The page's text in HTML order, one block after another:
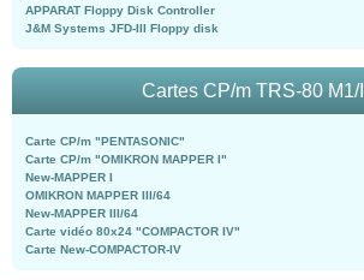
APPARAT Floppy Disk Controller
J&M Systems JFD-III Floppy disk
Cartes CP/m TRS-80 M1/III
Carte CP/m "PENTASONIC"
Carte CP/m "OMIKRON MAPPER I"
New-MAPPER I
OMIKRON MAPPER III/64
New-MAPPER III/64
Carte vidéo 80x24 "COMPACTOR IV"
Carte New-COMPACTOR-IV